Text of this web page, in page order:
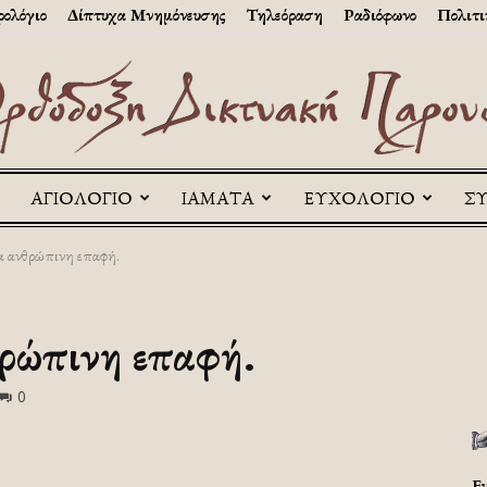
Δίπτυχα Μνημόνευσης Τηλεόραση Ραδιόφωνο
Askitikon
ΑΓΙΟΛΟΓΙΟ ΙΑΜΑΤΑ ΕΥΧΟΛΟΓΙΟ
ανθρώπινη επαφή.
επαφή.
0